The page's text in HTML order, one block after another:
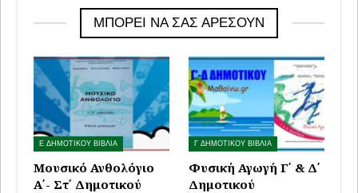
ΜΠΟΡΕΊ ΝΑ ΣΑΣ ΑΡΈΣΟΥΝ
Ε ΔΗΜΟΤΙΚΟΥ ΒΙΒΛΙΑ
Μουσικό Ανθολόγιο
Α΄- Στ΄ Δημοτικού
Γ ΔΗΜΟΤΙΚΟΥ ΒΙΒΛΙΑ
Φυσική Αγωγή Γ΄ & Δ΄
Δημοτικού